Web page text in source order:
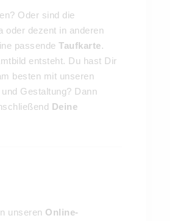
Oder sind die
oder dezent in anderen
passendeTaufkarte.
entsteht. Du hast Dir
besten mit unseren
Gestaltung? Dann
Deine
unseren Online-